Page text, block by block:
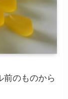
前のものから